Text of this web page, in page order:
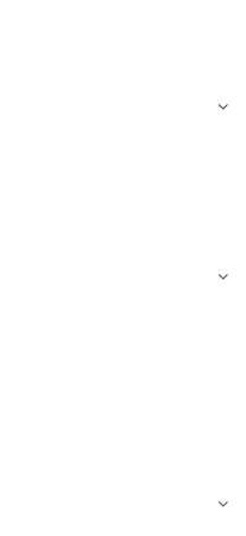
mẽ trên tivi Sony 32